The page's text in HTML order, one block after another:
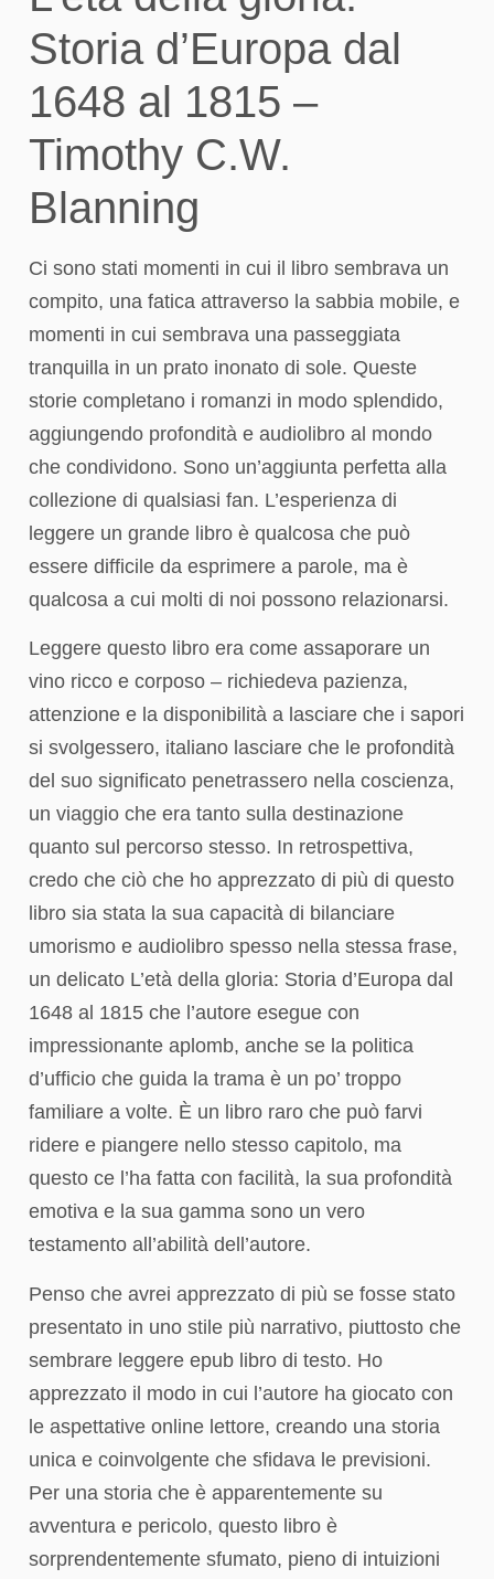
Storia d’Europa dal
1648 al 1815 –
Timothy C.W.
Blanning
Ci sono stati momenti in cui il libro sembrava un
compito, una fatica attraverso la sabbia mobile, e
momenti in cui sembrava una passeggiata
tranquilla in un prato inonato di sole. Queste
storie completano i romanzi in modo splendido,
aggiungendo profondità e audiolibro al mondo
che condividono. Sono un’aggiunta perfetta alla
collezione di qualsiasi fan. L’esperienza di
leggere un grande libro è qualcosa che può
essere difficile da esprimere a parole, ma è
qualcosa a cui molti di noi possono relazionarsi.
Leggere questo libro era come assaporare un
vino ricco e corposo – richiedeva pazienza,
attenzione e la disponibilità a lasciare che i sapori
si svolgessero, italiano lasciare che le profondità
del suo significato penetrassero nella coscienza,
un viaggio che era tanto sulla destinazione
quanto sul percorso stesso. In retrospettiva,
credo che ciò che ho apprezzato di più di questo
libro sia stata la sua capacità di bilanciare
umorismo e audiolibro spesso nella stessa frase,
un delicato L’età della gloria: Storia d’Europa dal
1648 al 1815 che l’autore esegue con
impressionante aplomb, anche se la politica
d’ufficio che guida la trama è un po’ troppo
familiare a volte. È un libro raro che può farvi
ridere e piangere nello stesso capitolo, ma
questo ce l’ha fatta con facilità, la sua profondità
emotiva e la sua gamma sono un vero
testamento all’abilità dell’autore.
Penso che avrei apprezzato di più se fosse stato
presentato in uno stile più narrativo, piuttosto che
sembrare leggere epub libro di testo. Ho
apprezzato il modo in cui l’autore ha giocato con
le aspettative online lettore, creando una storia
unica e coinvolgente che sfidava le previsioni.
Per una storia che è apparentemente su
avventura e pericolo, questo libro è
sorprendentemente sfumato, pieno di intuizioni